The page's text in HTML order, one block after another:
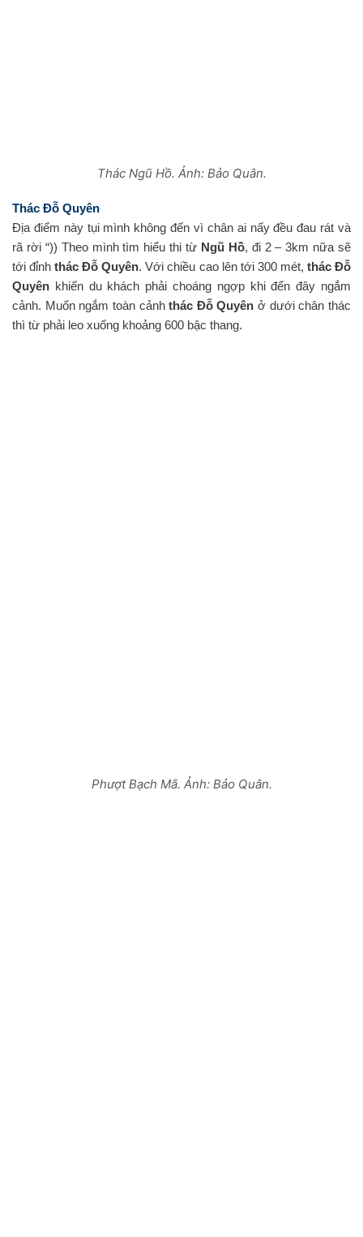
Thác Ngũ Hồ. Ảnh: Bảo Quân.
Thác Đỗ Quyên
Địa điểm này tụi mình không đến vì chân ai nấy đều đau rát và
rã rời “)) Theo mình tìm hiểu thi từ Ngũ Hồ, đi 2 – 3km nữa sẽ
tới đỉnhthác Đỗ Quyên. Với chiều cao lên tới 300 mét, thác Đỗ
Quyên khiến du khách phải choáng ngợp khi đến đây ngắm
cảnh. Muốn ngắm toàn cảnhthác Đỗ Quyên ở dưới chân thác
thì từ phải leo xuống khoảng 600 bậc thang.
Phượt Bạch Mã. Ảnh: Bảo Quân.